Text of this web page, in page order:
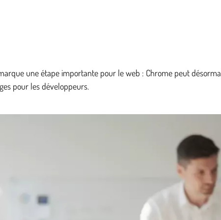
une étape importante pour le web : Chrome peut
pour les développeurs.